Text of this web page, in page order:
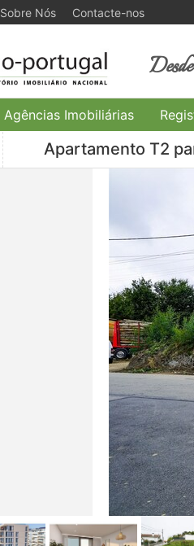
Sobre Nós Contacte-nos
Agências Imobiliárias
Apartamento T2